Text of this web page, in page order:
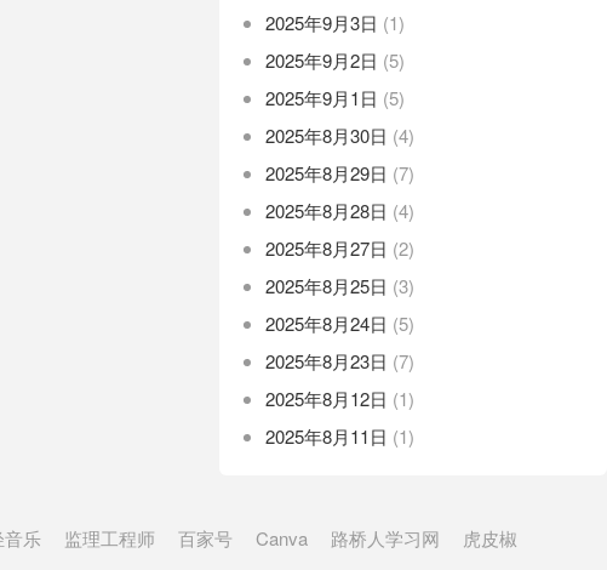
2025年9月3日 (1)
2025年9月2日 (5)
2025年9月1日 (5)
2025年8月30日 (4)
2025年8月29日 (7)
2025年8月28日 (4)
2025年8月27日 (2)
2025年8月25日 (3)
2025年8月24日 (5)
2025年8月23日 (7)
2025年8月12日 (1)
2025年8月11日 (1)
音乐 监理工程师 百家号 Canva 路桥人学习网 虎皮椒